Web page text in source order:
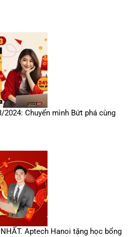
2024: Chuyển mình Bứt phá cùng
Aptech Hanoi tặng học bổng